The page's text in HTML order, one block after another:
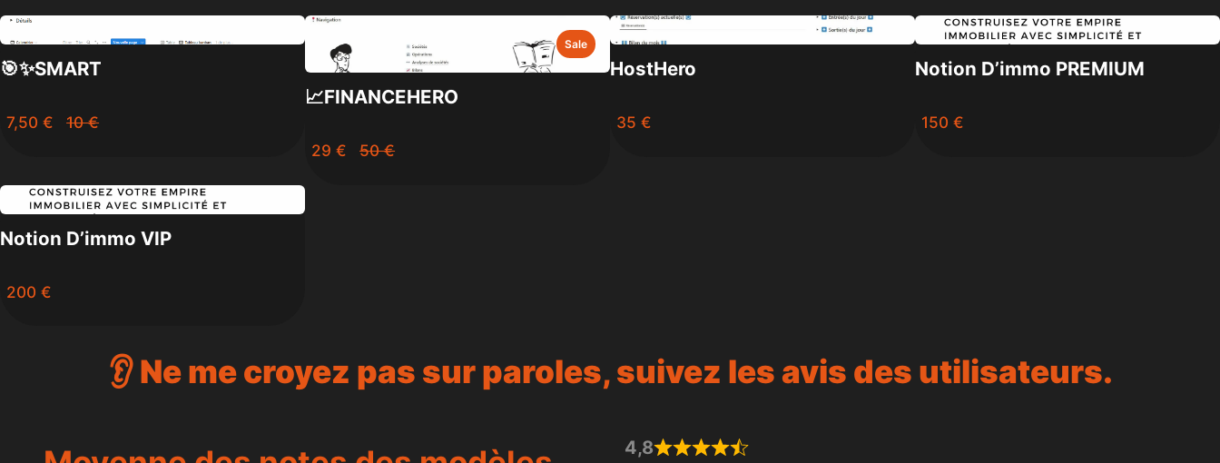
🎯✨SMART
7,50 €
Compare
10 €
Sale
📈FINANCEHERO
29 €
Compare
50 €
HostHero
35 €
Notion D’immo PREMIUM
150 €
Notion D’immo VIP
200 €
👂 Ne me croyez pas sur paroles, suivez les avis des utilisateurs.
4,8